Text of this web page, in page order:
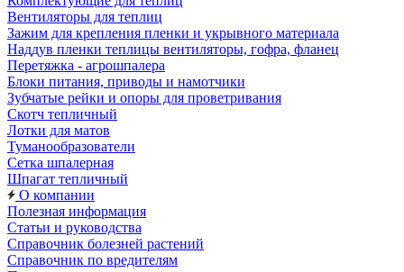
Вентиляторы для теплиц
Зажим для крепления пленки и укрывного материала
Наддув пленки теплицы вентиляторы, гофра, фланец
Перетяжка - агрошпалера
Блоки питания, приводы и намотчики
Зубчатые рейки и опоры для проветривания
Скотч тепличный
Лотки для матов
Туманообразователи
Сетка шпалерная
Шпагат тепличный
О компании
Полезная информация
Статьи и руководства
Справочник болезней растений
Справочник по вредителям